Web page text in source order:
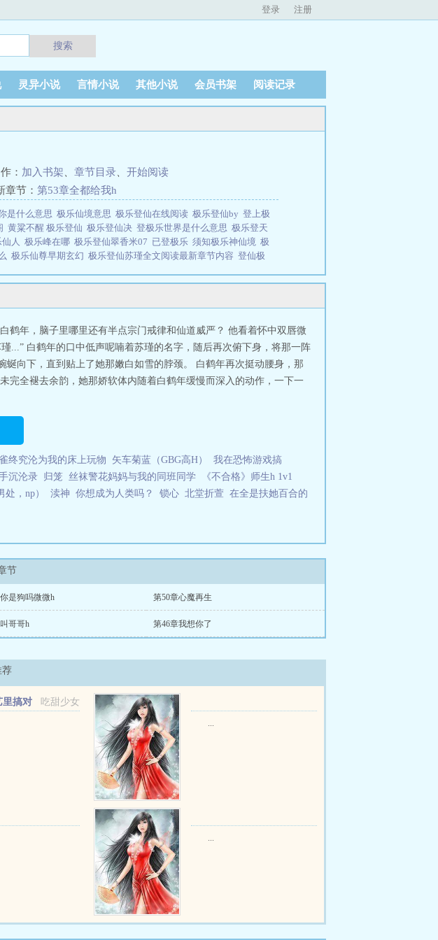
登录 注册
搜索
灵异小说 言情小说 其他小说 会员书架 阅读记录
： 加入书架 章节目录
开始阅读
章节： 第53章全都给我h
是什么意思 极乐仙境意思 极乐登仙在线阅读 极乐登仙by 登上极
黄粱不醒 极乐登仙 极乐登仙决 登极乐世界是什么意思 极乐登天
人 极乐峰在哪 极乐登仙翠香米07 已登极乐 须知极乐神仙境 极
极乐仙尊早期玄幻 极乐登仙苏瑾全文阅读最新章节内容 登仙极
极乐殿是什么地方极乐登仙全文免费阅读_翠香米07_83网登极乐
鹤年，脑子里哪里还有半点宗门戒律和仙道威严？ 他看着怀中双唇微
...” 白鹤年的口中低声呢喃着苏瑾的名字，随后再次俯下身，将那一阵
向下，直到贴上了她那嫩白如雪的脖颈。 白鹤年再次挺动腰身，那
完全褪去余韵，她那娇软体内随着白鹤年缓慢而深入的动作，一下一
终究沦为我的床上玩物 矢车菊蓝（GBG高H）
我在恐怖游戏搞
沉沦录 归笼 丝袜警花妈妈与我的同班同学
《不合格》师生h 1v1
，np） 渎神 你想成为人类吗？ 锁心 北堂折萱 在全是扶她百合的
节
是狗吗微微h 第50章心魔再生
哥哥h 第46章我想你了
荐
吃甜少女
里搞对
...
...